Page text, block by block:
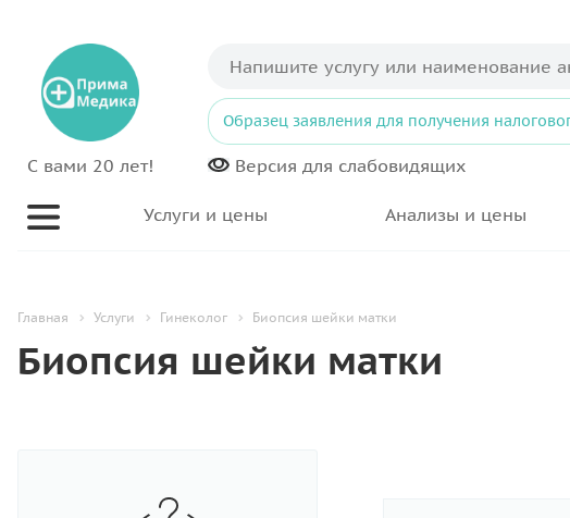
С вами 20 лет!
Образец заявления для получения
Версия для слабовидящих
Услуги и цены Анализы и цены
Главная Услуги Гинеколог Биопсия шейки матки
Биопсия шейки матки